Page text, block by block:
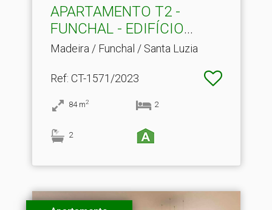
APARTAMENTO T2 -
FUNCHAL - EDIFÍCIO
HINTON
Madeira / Funchal / Santa Luzia
Ref: CT-1571/2023
84 m2 2
2